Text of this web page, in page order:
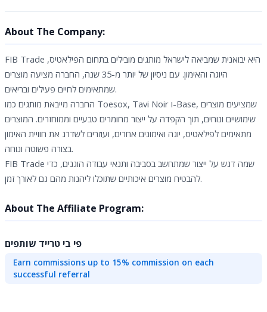
About The Company:
FIB Trade היא יבואנית שמביאה לישראל מותגים מובילים בתחום הפילאטיס,
היוגה והאימון. עם ניסיון של יותר מ-35 שנה, החברה מציעה מוצרים
שמתאימים לחיים פעילים ובריאים.
החברה מייבאת מותגים כמו Toesox, Tavi Noir ו-Base, שמציעים מוצרים
שימושיים ונוחים, תוך הקפדה על ייצור מחומרים טבעיים וממוחזרים. המוצרים
מתאימים לפילאטיס, יוגה ואימונים אחרים, ועוזרים לשדרג את חוויית האימון
בצורה פשוטה ונוחה.
FIB Trade שמה דגש על ייצור שמתחשב בסביבה ותנאי עבודה הוגנים, כדי
להבטיח מוצרים איכותיים שתוכלו ליהנות מהם גם לאורך זמן.
About The Affiliate Program:
פי בי טרייד שותפים
Earn commissions up to 15% commission on each
successful referral